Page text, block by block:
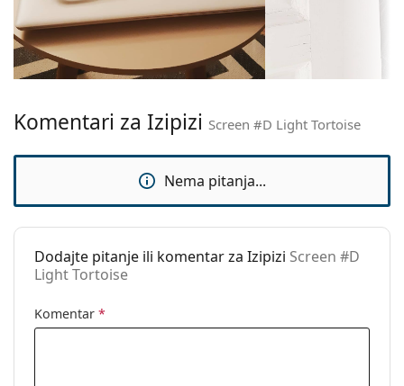
Širina:
126 mm
Dužina drškice:
149 mm
Težina:
140 g
Dodaci
Kutijica:
čišćenje:
Komentari za Izipizi Screen #D Light Tortoise
Nema pitanja...
Dodajte pitanje ili komentar za Izipizi Screen #D
Light Tortoise
Komentar *